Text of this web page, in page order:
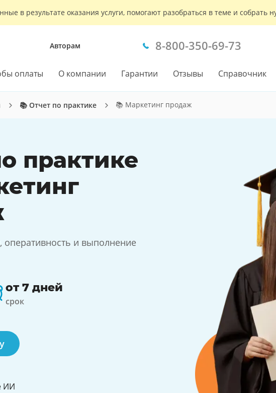
в результате оказания услуги, помогают разобраться в теме и
Авторам 8-800-350-69-73
оплаты О компании Гарантии Отзывы Справочник
📚 Отчет по практике 📚 Маркетинг продаж
практике
и выполнение
от 7 дней
срок
ИИ